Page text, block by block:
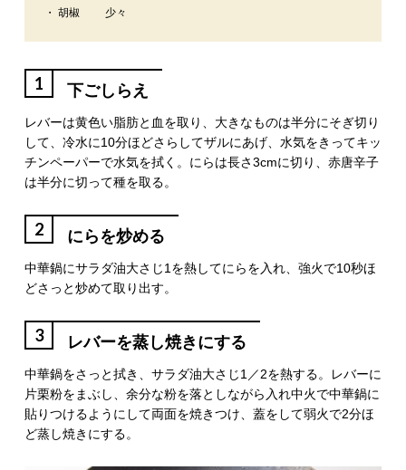
・ 胡椒
少々
1 下ごしらえ
レバーは黄色い脂肪と血を取り、大きなものは半分にそぎ切り
して、冷水に10分ほどさらしてザルにあげ、水気をきってキッ
チンペーパーで水気を拭く。にらは長さ3cmに切り、赤唐辛子
は半分に切って種を取る。
2 にらを炒める
中華鍋にサラダ油大さじ1を熱してにらを入れ、強火で10秒ほ
どさっと炒めて取り出す。
3 レバーを蒸し焼きにする
中華鍋をさっと拭き、サラダ油大さじ1／2を熱する。レバーに
片栗粉をまぶし、余分な粉を落としながら入れ中火で中華鍋に
貼りつけるようにして両面を焼きつけ、蓋をして弱火で2分ほ
ど蒸し焼きにする。